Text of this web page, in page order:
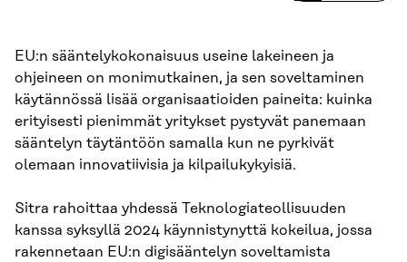
EU:n sääntelykokonaisuus useine lakeineen ja
ohjeineen on monimutkainen, ja sen soveltaminen
käytännössä lisää organisaatioiden paineita: kuinka
erityisesti pienimmät yritykset pystyvät panemaan
sääntelyn täytäntöön samalla kun ne pyrkivät
olemaan innovatiivisia ja kilpailukykyisiä.
Sitra rahoittaa yhdessä Teknologiateollisuuden
kanssa syksyllä 2024 käynnistynyttä kokeilua, jossa
rakennetaan EU:n digisääntelyn soveltamista